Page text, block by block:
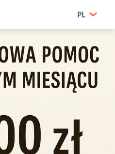
PL